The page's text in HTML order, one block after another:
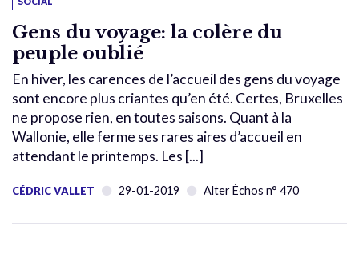
Gens du voyage: la colère du
peuple oublié
En hiver, les carences de l’accueil des gens du voyage
sont encore plus criantes qu’en été. Certes, Bruxelles
ne propose rien, en toutes saisons. Quant à la
Wallonie, elle ferme ses rares aires d’accueil en
attendant le printemps. Les [...]
CÉDRIC VALLET 29-01-2019 Alter Échos n° 470